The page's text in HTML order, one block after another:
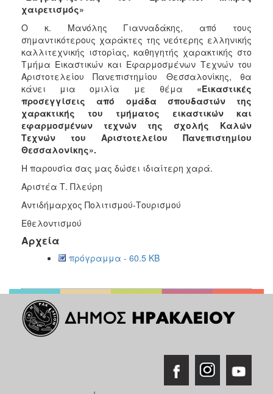
χαιρετισμός»
Ο κ. Μανόλης Γιανναδάκης, από τους
σημαντικότερους χαράκτες της νεότερης ελληνικής
καλλιτεχνικής ιστορίας, καθηγητής χαρακτικής στο
Τμήμα Εικαστικών και Εφαρμοσμένων Τεχνών του
Αριστοτελείου Πανεπιστημίου Θεσσαλονίκης, θα
κάνει μια ομιλία με θέμα «Εικαστικές
προσεγγίσεις από ομάδα σπουδαστών της
χαρακτικής του τμήματος εικαστικών και
εφαρμοσμένων τεχνών της σχολής Καλών
Τεχνών του Αριστοτελείου Πανεπιστημίου
Θεσσαλονίκης».
Η παρουσία σας μας δώσει ιδιαίτερη χαρά.
Αριστέα Τ. Πλεύρη
Αντιδήμαρχος Πολιτισμού-Τουρισμού
Εθελοντισμού
Αρχεία
πρόγραμμα - 60.5 KB